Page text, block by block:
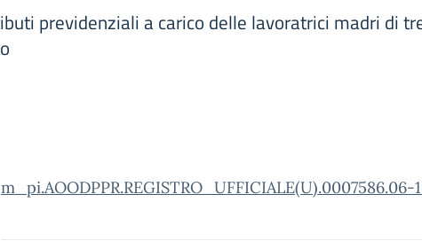
previdenziali a carico delle lavoratrici madri di
m_pi.AOODPPR.REGISTRO_UFFICIALE(U).0007586.06-